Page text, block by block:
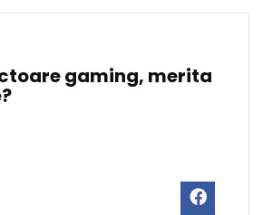
gaming, merita